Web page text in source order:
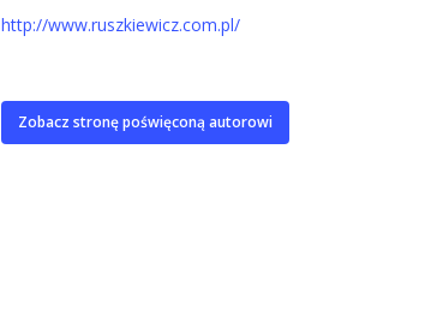
http://www.ruszkiewicz.com.pl/
Zobacz stronę poświęconą autorowi